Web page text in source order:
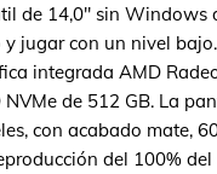
de 14,0" sin Windows
jugar con un nivel
integrada AMD
de 512 GB. La
con acabado mate,
del 100%